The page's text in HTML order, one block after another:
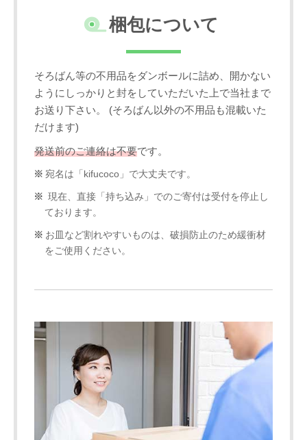
梱包について
そろばん等の不用品をダンボールに詰め、開かない
ようにしっかりと封をしていただいた上で当社まで
お送り下さい。 (そろばん以外の不用品も混載いた
だけます)
発送前のご連絡は不要です。
宛名は「kifucoco」で大丈夫です。
現在、直接「持ち込み」でのご寄付は受付を停止し
ております。
お皿など割れやすいものは、破損防止のため緩衝材
をご使用ください。